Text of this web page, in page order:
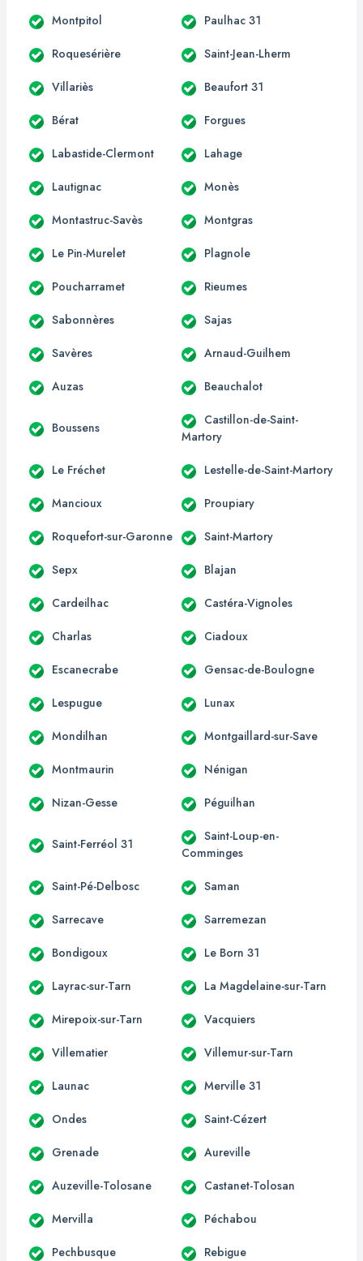
Montpitol Paulhac 31
Roquesérière Saint-Jean-Lherm
Villariès Beaufort 31
Bérat Forgues
Labastide-Clermont Lahage
Lautignac Monès
Montastruc-Savès Montgras
Le Pin-Murelet Plagnole
Poucharramet Rieumes
Sabonnères Sajas
Savères Arnaud-Guilhem
Auzas Beauchalot
Boussens
Castillon-de-Saint-
Martory
Le Fréchet Lestelle-de-Saint-Martory
Mancioux Proupiary
Roquefort-sur-Garonne Saint-Martory
Sepx Blajan
Cardeilhac Castéra-Vignoles
Charlas Ciadoux
Escanecrabe Gensac-de-Boulogne
Lespugue Lunax
Mondilhan Montgaillard-sur-Save
Montmaurin Nénigan
Nizan-Gesse Péguilhan
Saint-Ferréol 31
Saint-Loup-en-
Comminges
Saint-Pé-Delbosc Saman
Sarrecave Sarremezan
Bondigoux Le Born 31
Layrac-sur-Tarn La Magdelaine-sur-Tarn
Mirepoix-sur-Tarn Vacquiers
Villematier Villemur-sur-Tarn
Launac Merville 31
Ondes Saint-Cézert
Grenade Aureville
Auzeville-Tolosane Castanet-Tolosan
Mervilla Péchabou
Pechbusque Rebigue